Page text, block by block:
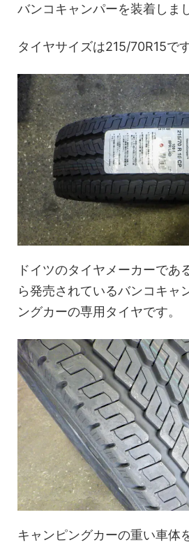
バンコキャンパーを装着しま
タイヤサイズは215/70R15です
ドイツのタイヤメーカーであ
ら発売されているバンコキャ
ングカーの専用タイヤです。
キャンピングカーの重い車体